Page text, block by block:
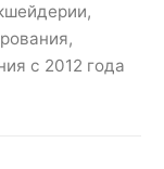
с 2012 года